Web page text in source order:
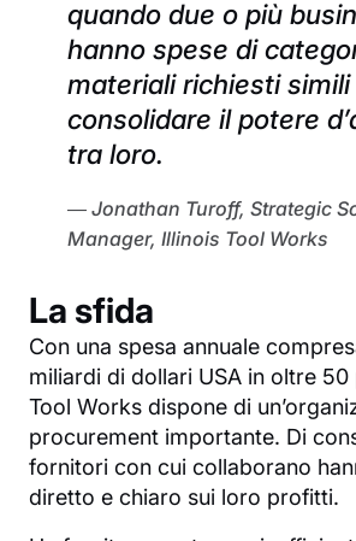
quando due o più
hanno spese di
materiali richiesti simili
consolidare il potere
tra loro.
Jonathan Turoff, Strategic
Manager, Illinois Tool Works
La sfida
Con una spesa annuale
miliardi di dollari USA in oltre 50
Tool Works dispone di
procurement importante. Di
fornitori con cui collaborano
diretto e chiaro sui loro profitti.